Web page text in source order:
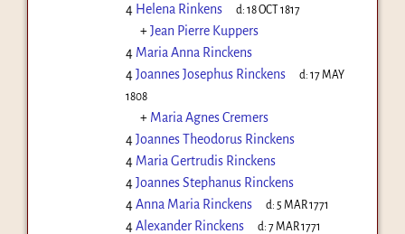
4 Helena Rinkens d:18 OCT 1817
+Jean Pierre Kuppers
4 Maria Anna Rinckens
4Joannes Josephus Rinckens d:17 MAY
1808
+ Maria Agnes Cremers
4Joannes Theodorus Rinckens
4 Maria Gertrudis Rinckens
4Joannes Stephanus Rinckens
4Anna Maria Rinckens d: 5 MAR 1771
4Alexander Rinckens d:7 MAR 1771